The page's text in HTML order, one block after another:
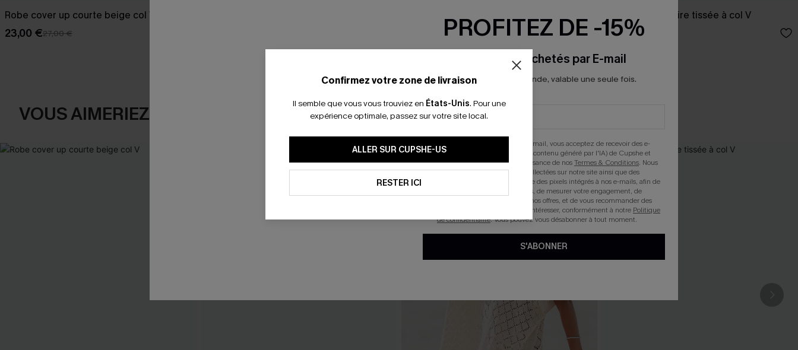
Robe cover up courte beige col V
23,00 €27,00 € 32,00 €
Robe longue noire tissée à col V
39,00 €
VOUS AIMERIEZ AUSSI
Confirmez votre zone de livraison
Il semble que vous vous trouviez en États-Unis. Pour une
expérience optimale, passez sur votre site local.
ALLER SUR CUPSHE-US
RESTER ICI
PROFITEZ DE -15%
-15% dès 2 Achetés par E-mail
*Un code par commande, valable une seule fois.
En soumettant votre adresse e-mail, vous acceptez de recevoir des e-
mails marketing (y compris du contenu généré par l'IA) de Cupshe et
reconnaissez avoir pris connaissance de nosTermes & Conditions. Nous
pouvons utiliser les données collectées sur notre site ainsi que des
technologies de suivi, telles que des pixels intégrés à nos e-mails, afin de
savoir si ceux-ci ont été ouverts, de mesurer votre engagement, de
personnaliser nos contenus et nos offres, et de vous recommander des
produits susceptibles de vous intéresser, conformément à notre Politique
de confidentialité. Vous pouvez vous désabonner à tout moment.
S'ABONNER